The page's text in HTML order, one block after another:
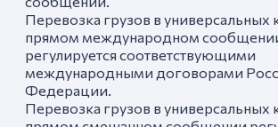
Перевозка грузов в универсальных
прямом международном
регулируется соответствующими
международными договорами
Федерации.
Перевозка грузов в универсальных